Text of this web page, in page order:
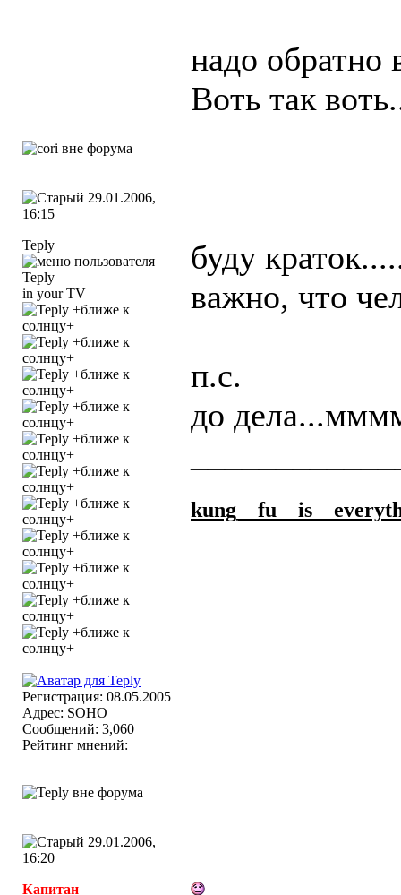
надо обратно
Воть так
29.01.2006,
16:15
Teply
in your TV
Регистрация: 08.05.2005
Адрес: SOHO
Сообщений: 3,060
Рейтинг мнений:
буду
важно, что
п.с.
до
kung_ _fu_ _is_
29.01.2006,
16:20
Капитан